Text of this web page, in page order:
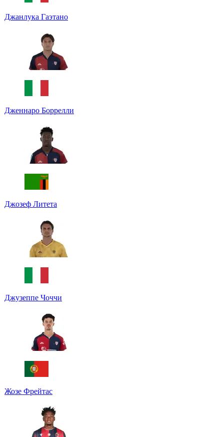
Джанлука Гаэтано
Дженнаро Боррелли
Джозеф Литета
Джузеппе Чоччи
Жозе Фрейтас